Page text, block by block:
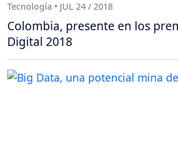
Tecnología • JUL 24 / 2018
Colombia, presente en los
Digital 2018